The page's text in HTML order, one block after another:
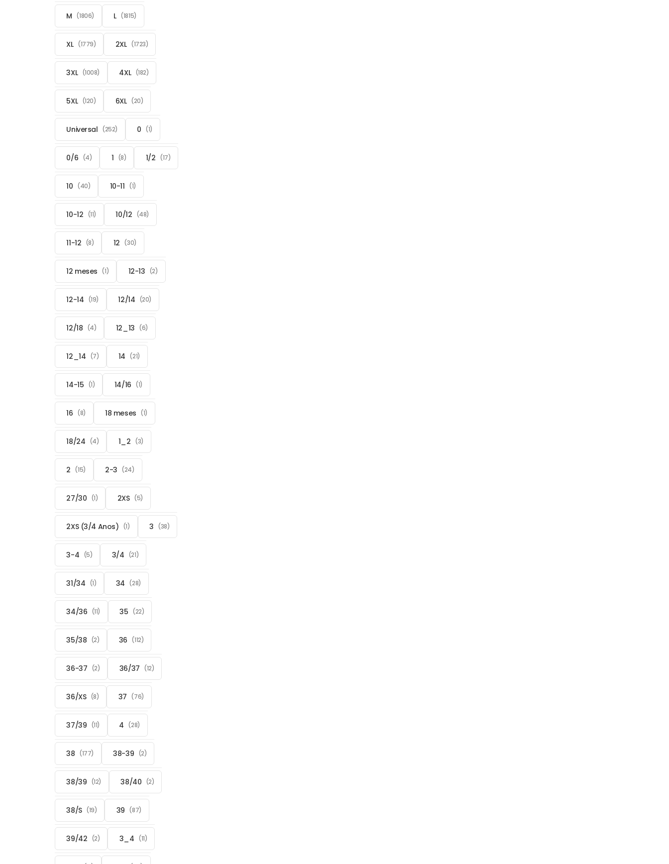
M (1806) L (1815)
XL (1779) 2XL (1723)
3XL (1008) 4XL (182)
5XL (120) 6XL (20)
Universal (252) 0 (1)
0/6 (4) 1 (8) 1/2 (17)
10 (40) 10-11 (1)
10-12 (11) 10/12 (48)
11-12 (8) 12 (30)
12 meses (1) 12-13 (2)
12-14 (19) 12/14 (20)
12/18 (4) 12_13 (6)
12_14 (7) 14 (21)
14-15 (1) 14/16 (1)
16 (8) 18 meses (1)
18/24 (4) 1_2 (3)
2 (15) 2-3 (24)
27/30 (1) 2XS (5)
2XS (3/4 Anos) (1) 3 (38)
3-4 (5) 3/4 (21)
31/34 (1) 34 (28)
34/36 (11) 35 (22)
35/38 (2) 36 (112)
36-37 (2) 36/37 (12)
36/XS (8) 37 (76)
37/39 (11) 4 (28)
38 (177) 38-39 (2)
38/39 (12) 38/40 (2)
38/S (19) 39 (87)
39/42 (2) 3_4 (11)